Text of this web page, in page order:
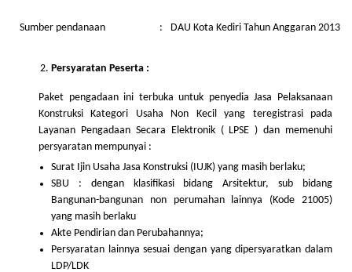
Sumber pendanaan : DAU Kota Kediri Tahun Anggaran 2013
Persyaratan Peserta :
Paket pengadaan ini terbuka untuk penyedia Jasa Pelaksanaan
Konstruksi Kategori Usaha Non Kecil yang teregistrasi pada
Layanan Pengadaan Secara Elektronik ( LPSE ) dan memenuhi
persyaratan mempunyai :
Surat Ijin Usaha Jasa Konstruksi (IUJK) yang masih berlaku;
SBU : dengan klasifikasi bidang Arsitektur, sub bidang
Bangunan-bangunan non perumahan lainnya (Kode 21005)
yang masih berlaku
Akte Pendirian dan Perubahannya;
Persyaratan lainnya sesuai dengan yang dipersyaratkan dalam
LDP/LDK